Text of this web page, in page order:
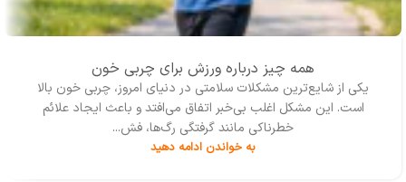
همه چیز درباره ورزش برای چربی خون
یکی از شایع‌ترین مشکلات سلامتی در دنیای امروز، چربی خون بالا
است. این مشکل اغلب بی‌خبر اتفاق می‌افتد و باعث ایجاد علائم
خطرناکی مانند گرفتگی رگ‌ها، فش...
به خواندن ادامه دهید